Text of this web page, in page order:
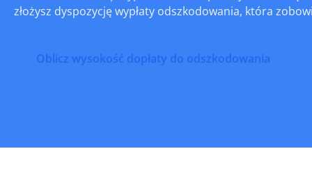
złożysz dyspozycję wypłaty odszkodowania, która
Oblicz wysokość dopłaty do odszkodowania